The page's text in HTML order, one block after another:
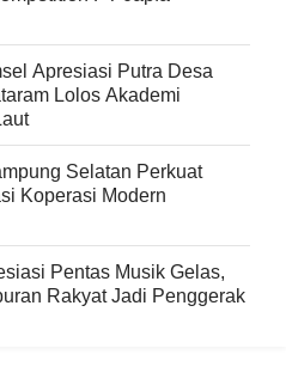
Apresiasi Putra Desa
Lolos Akademi
Selatan Perkuat
Koperasi Modern
Pentas Musik Gelas,
Rakyat Jadi Penggerak